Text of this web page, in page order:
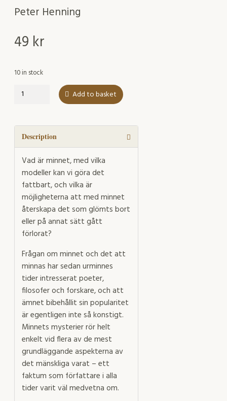
Peter Henning
49 kr
10 in stock
Minnet
i
litteraturen
quantity
Add to basket
Description
Vad är minnet, med vilka
modeller kan vi göra det
fattbart, och vilka är
möjligheterna att med minnet
återskapa det som glömts bort
eller på annat sätt gått
förlorat?
Frågan om minnet och det att
minnas har sedan urminnes
tider intresserat poeter,
filosofer och forskare, och att
ämnet bibehållit sin popularitet
är egentligen inte så konstigt.
Minnets mysterier rör helt
enkelt vid flera av de mest
grundläggande aspekterna av
det mänskliga varat – ett
faktum som författare i alla
tider varit väl medvetna om.